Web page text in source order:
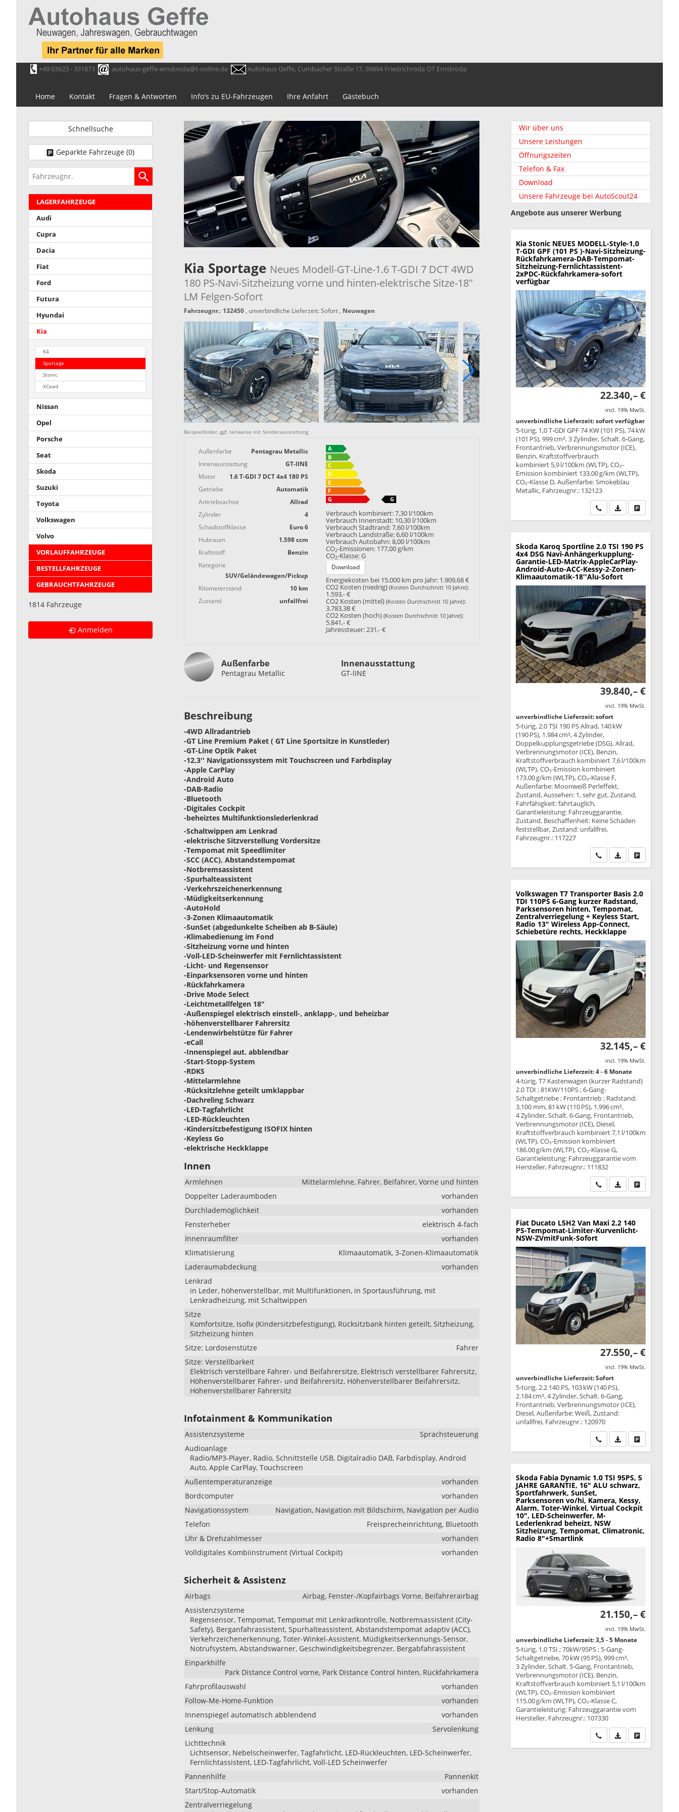
+49 03623 - 331873 autohaus-geffe-ernstroda@t-online.de Autohaus Geffe, Cumbacher Straße 17, 99894 Friedrichroda OT Ernstroda
Home Kontakt Fragen & Antworten Info's zu EU-Fahrzeugen Ihre Anfahrt Gästebuch
Kia Sportage Neues Modell-GT-Line-1.6 T-GDI 7 DCT 4WD
180 PS-Navi-Sitzheizung vorne und hinten-elektrische Sitze-18"
LM Felgen-Sofort
Fahrzeugnr.: 132450, unverbindliche Lieferzeit: Sofort , Neuwagen
Beispielbilder, ggf. teilweise mit Sonderausstattung
Außenfarbe
Pentagrau Metallic
Innenausstattung
GT-lINE
Motor
1.6 T-GDI 7 DCT 4x4 180 PS
Getriebe
Automatik
Antriebsachse
Allrad
Zylinder
4
Schadstoffklasse
Euro 6
Hubraum
1.598 ccm
Kraftstoff
Benzin
Kategorie
SUV/Geländewagen/Pickup
Kilometerstand
10 km
Zustand
unfallfrei
Verbrauch kombiniert: 7,30 l/100km
Verbrauch Innenstadt: 10,30 l/100km
Verbrauch Stadtrand: 7,60 l/100km
Verbrauch Landstraße: 6,60 l/100km
Verbrauch Autobahn: 8,00 l/100km
CO2-Emissionen: 177,00 g/km
CO2-Klasse: G
Download
Energiekosten bei 15.000 km pro Jahr: 1.909,68 €
CO2 Kosten (niedrig)(Kosten Durchschnitt 10 Jahre):
1.593,- €
CO2 Kosten (mittel)(Kosten Durchschnitt 10 Jahre):
3.783,38 €
CO2 Kosten (hoch)(Kosten Durchschnitt 10 Jahre):
5.841,- €
Jahressteuer: 231,- €
Außenfarbe
Pentagrau Metallic
Innenausstattung
GT-lINE
Beschreibung
-4WD Allradantrieb
-GT Line Premium Paket ( GT Line Sportsitze in Kunstleder)
-GT-Line Optik Paket
-12,3'' Navigationssystem mit Touchscreen und Farbdisplay
-Apple CarPlay
-Android Auto
-DAB-Radio
-Bluetooth
-Digitales Cockpit
-beheiztes Multifunktionslederlenkrad
-Schaltwippen am Lenkrad
-elektrische Sitzverstellung Vordersitze
-Tempomat mit Speedlimiter
-SCC (ACC), Abstandstempomat
-Notbremsassistent
-Spurhalteassistent
-Verkehrszeichenerkennung
-Müdigkeitserkennung
-AutoHold
-3-Zonen Klimaautomatik
-SunSet (abgedunkelte Scheiben ab B-Säule)
-Klimabedienung im Fond
-Sitzheizung vorne und hinten
-Voll-LED-Scheinwerfer mit Fernlichtassistent
-Licht- und Regensensor
-Einparksensoren vorne und hinten
-Rückfahrkamera
-Drive Mode Select
-Leichtmetallfelgen 18"
-Außenspiegel elektrisch einstell-, anklapp-, und beheizbar
-höhenverstellbarer Fahrersitz
-Lendenwirbelstütze für Fahrer
-eCall
-Innenspiegel aut. abblendbar
-Start-Stopp-System
-RDKS
-Mittelarmlehne
-Rücksitzlehne geteilt umklappbar
-Dachreling Schwarz
-LED-Tagfahrlicht
-LED-Rückleuchten
-Kindersitzbefestigung ISOFIX hinten
-Keyless Go
-elektrische Heckklappe
Innen
Armlehnen
Mittelarmlehne, Fahrer, Beifahrer, Vorne und hinten
Doppelter Laderaumboden
vorhanden
Durchlademöglichkeit
vorhanden
Fensterheber
elektrisch 4-fach
Innenraumfilter
vorhanden
Klimatisierung
Klimaautomatik, 3-Zonen-Klimaautomatik
Laderaumabdeckung
vorhanden
Lenkrad
in Leder, höhenverstellbar, mit Multifunktionen, in Sportausführung, mit
Lenkradheizung, mit Schaltwippen
Sitze
Komfortsitze, Isofix (Kindersitzbefestigung), Rücksitzbank hinten geteilt, Sitzheizung,
Sitzheizung hinten
Sitze: Lordosenstütze
Fahrer
Sitze: Verstellbarkeit
Elektrisch verstellbare Fahrer- und Beifahrersitze, Elektrisch verstellbarer Fahrersitz,
Höhenverstellbarer Fahrer- und Beifahrersitz, Höhenverstellbarer Beifahrersitz,
Höhenverstellbarer Fahrersitz
Infotainment & Kommunikation
Assistenzsysteme
Sprachsteuerung
Audioanlage
Radio/MP3-Player, Radio, Schnittstelle USB, Digitalradio DAB, Farbdisplay, Android
Auto, Apple CarPlay, Touchscreen
Außentemperaturanzeige
vorhanden
Bordcomputer
vorhanden
Navigationssystem
Navigation, Navigation mit Bildschirm, Navigation per Audio
Telefon
Freisprecheinrichtung, Bluetooth
Uhr & Drehzahlmesser
vorhanden
Volldigitales Kombiinstrument (Virtual Cockpit)
vorhanden
Sicherheit & Assistenz
Airbags
Airbag, Fenster-/Kopfairbags Vorne, Beifahrerairbag
Assistenzsysteme
Regensensor, Tempomat, Tempomat mit Lenkradkontrolle, Notbremsassistent (City-
Safety), Berganfahrassistent, Spurhalteassistent, Abstandstempomat adaptiv (ACC),
Verkehrzeichenerkennung, Toter-Winkel-Assistent, Müdigkeitserkennungs-Sensor,
Notrufsystem, Abstandswarner, Geschwindigkeitsbegrenzer, Bergabfahrassistent
Einparkhilfe
Park Distance Control vorne, Park Distance Control hinten, Rückfahrkamera
Fahrprofilauswahl
vorhanden
Follow-Me-Home-Funktion
vorhanden
Innenspiegel automatisch abblendend
vorhanden
Lenkung
Servolenkung
Lichttechnik
Lichtsensor, Nebelscheinwerfer, Tagfahrlicht, LED-Rückleuchten, LED-Scheinwerfer,
Fernlichtassistent, LED-Tagfahrlicht, Voll-LED Scheinwerfer
Pannenhilfe
Pannenkit
Start/Stop-Automatik
vorhanden
Zentralverriegelung
Schnellsuche
Geparkte Fahrzeuge (0)
Fahrzeugnr.
LAGERFAHRZEUGE
Audi
Cupra
Dacia
Fiat
Ford
Futura
Hyundai
Kia
K4
Sportage
Stonic
XCeed
Nissan
Opel
Porsche
Seat
Skoda
Suzuki
Toyota
Volkswagen
Volvo
VORLAUFFAHRZEUGE
BESTELLFAHRZEUGE
GEBRAUCHTFAHRZEUGE
1814 Fahrzeuge
Anmelden
Wir über uns
Unsere Leistungen
Öffnungszeiten
Telefon & Fax
Download
Unsere Fahrzeuge bei AutoScout24
Angebote aus unserer Werbung
Kia Stonic NEUES MODELL-Style-1,0
T-GDI GPF (101 PS )-Navi-Sitzheizung-
Rückfahrkamera-DAB-Tempomat-
Sitzheizung-Fernlichtassistent-
2xPDC-Rückfahrkamera-sofort
verfügbar
22.340,– €
incl. 19% MwSt.
unverbindliche Lieferzeit: sofort verfügbar
5-türig, 1,0 T-GDI GPF 74 KW (101 PS), 74 kW
(101 PS), 999 cm³, 3 Zylinder, Schalt. 6-Gang,
Frontantrieb, Verbrennungsmotor (ICE),
Benzin, Kraftstoffverbrauch
kombiniert 5,9 l/100km (WLTP), CO₂-
Emission kombiniert 133.00 g/km (WLTP),
CO₂-Klasse D, Außenfarbe: Smokeblau
Metallic, Fahrzeugnr.: 132123
Wir rufen Sie an
PDF-Datei,Drucken,
Skoda Karoq Sportline 2.0 TSI 190 PS
4x4 DSG Navi-Anhängerkupplung-
Garantie-LED-Matrix-AppleCarPlay-
Android-Auto-ACC-Kessy-2-Zonen-
Klimaautomatik-18''Alu-Sofort
39.840,– €
incl. 19% MwSt.
unverbindliche Lieferzeit: sofort
5-türig, 2.0 TSI 190 PS Allrad, 140 kW
(190 PS), 1.984 cm³, 4 Zylinder,
Doppelkupplungsgetriebe (DSG), Allrad,
Verbrennungsmotor (ICE), Benzin,
Kraftstoffverbrauch kombiniert 7,6 l/100km
(WLTP), CO₂-Emission kombiniert
173.00 g/km (WLTP), CO₂-Klasse F,
Außenfarbe: Moonweiß Perleffekt,
Zustand, Aussehen: 1, sehr gut, Zustand,
Fahrfähigkeit: fahrtauglich,
Garantieleistung: Fahrzeuggarantie,
Zustand, Beschaffenheit: Keine Schäden
feststellbar, Zustand: unfallfrei,
Fahrzeugnr.: 117227
Wir rufen Sie an
PDF-Datei,Drucken,
Volkswagen T7 Transporter Basis 2.0
TDI 110PS 6-Gang kurzer Radstand,
Parksensoren hinten, Tempomat,
Zentralverriegelung + Keyless Start,
Radio 13" Wireless App-Connect,
Schiebetüre rechts, Heckklappe
32.145,– €
incl. 19% MwSt.
unverbindliche Lieferzeit: 4 - 6 Monate
4-türig, T7 Kastenwagen (kurzer Radstand)
2.0 TDI ; 81KW/110PS ; 6-Gang-
Schaltgetriebe ; Frontantrieb ; Radstand:
3.100 mm, 81 kW (110 PS), 1.996 cm³,
4 Zylinder, Schalt. 6-Gang, Frontantrieb,
Verbrennungsmotor (ICE), Diesel,
Kraftstoffverbrauch kombiniert 7,1 l/100km
(WLTP), CO₂-Emission kombiniert
186.00 g/km (WLTP), CO₂-Klasse G,
Garantieleistung: Fahrzeuggarantie vom
Hersteller, Fahrzeugnr.: 111832
Wir rufen Sie an
PDF-Datei,Drucken,
Fiat Ducato L5H2 Van Maxi 2.2 140
PS-Tempomat-Limiter-Kurvenlicht-
NSW-ZVmitFunk-Sofort
27.550,– €
incl. 19% MwSt.
unverbindliche Lieferzeit: Sofort
5-türig, 2.2 140 PS, 103 kW (140 PS),
2.184 cm³, 4 Zylinder, Schalt. 6-Gang,
Frontantrieb, Verbrennungsmotor (ICE),
Diesel, Außenfarbe: Weiß, Zustand:
unfallfrei, Fahrzeugnr.: 120970
Wir rufen Sie an
PDF-Datei,Drucken,
Skoda Fabia Dynamic 1.0 TSI 95PS, 5
JAHRE GARANTIE, 16" ALU schwarz,
Sportfahrwerk, SunSet,
Parksensoren vo/hi, Kamera, Kessy,
Alarm, Toter-Winkel, Virtual Cockpit
10", LED-Scheinwerfer, M-
Lederlenkrad beheizt, NSW
Sitzheizung, Tempomat, Climatronic,
Radio 8"+Smartlink
21.150,– €
incl. 19% MwSt.
unverbindliche Lieferzeit: 3,5 - 5 Monate
5-türig, 1.0 TSI ; 70kW/95PS ; 5-Gang-
Schaltgetriebe, 70 kW (95 PS), 999 cm³,
3 Zylinder, Schalt. 5-Gang, Frontantrieb,
Verbrennungsmotor (ICE), Benzin,
Kraftstoffverbrauch kombiniert 5,1 l/100km
(WLTP), CO₂-Emission kombiniert
115.00 g/km (WLTP), CO₂-Klasse C,
Garantieleistung: Fahrzeuggarantie vom
Hersteller, Fahrzeugnr.: 107330
Wir rufen Sie an
PDF-Datei,Drucken,